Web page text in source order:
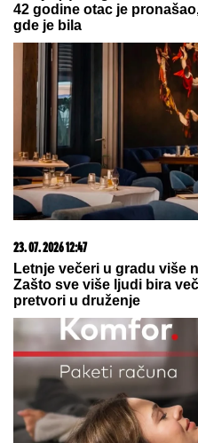
dečku i šokirala
stakla na
na